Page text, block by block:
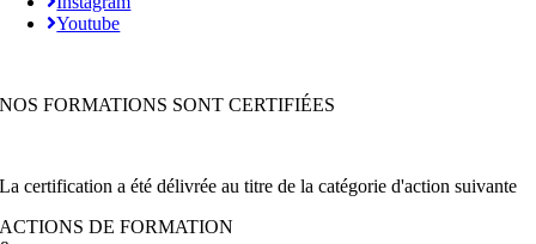
Youtube
NOS FORMATIONS SONT CERTIFIÉES
La certification a été délivrée au titre de la catégorie d'action suivante
ACTIONS DE FORMATION